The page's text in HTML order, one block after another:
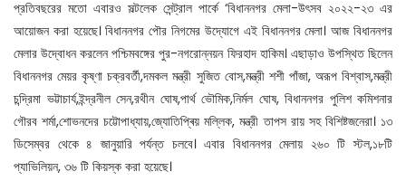
প্রতিবছরের মতো এবারও সল্টলেক সেন্ট্রাল পার্কে ‘বিধাননগর মেলা-উৎসব ২০২২-২৩ এর
আয়োজন করা হয়েছে। বিধাননগর পৌর নিগমের উদ্যোগে এই বিধাননগর মেলা। আজ বিধাননগর
মেলার উদ্বোধন করলেন পশ্চিমবঙ্গের পুর-নগরোন্নয়ন ফিরহাদ হাকিম। এছাড়াও উপস্থিত ছিলেন
বিধাননগর মেয়র কৃষ্ণা চক্রবর্তী,দমকল মন্ত্রী সুজিত বোস,মন্ত্রী শশী পাঁজা, অরূপ বিশ্বাস,মন্ত্রী
চন্দ্রিমা ভট্টাচার্য,ইন্দ্রনীল সেন,রথীন ঘোষ,পার্থ ভৌমিক,নির্মল ঘোষ, বিধাননগর পুলিশ কমিশনার
গৌরব শর্মা,শোভনদের চট্টোপাধ্যায়,জ্যোতিপ্ৰিয় মল্লিক, মন্ত্রী তাপস রায় সহ বিশিষ্টজনেরা। ১৩
ডিসেম্বর থেকে ৪ জানুয়ারি পর্যন্ত চলবে। এবার বিধাননগর মেলায় ২৬০ টি স্টল,১৮টি
প্যাভিলিয়ন, ৩৬ টি কিয়স্ক করা হয়েছে।